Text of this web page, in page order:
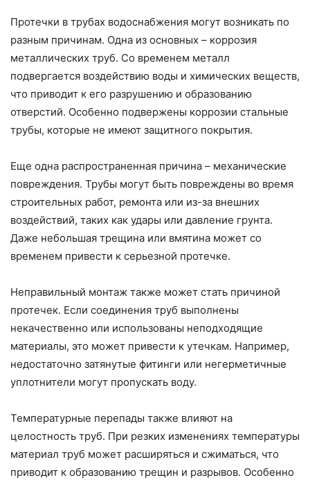
Протечки в трубах водоснабжения могут возникать по
разным причинам. Одна из основных – коррозия
металлических труб. Со временем металл
подвергается воздействию воды и химических веществ,
что приводит к его разрушению и образованию
отверстий. Особенно подвержены коррозии стальные
трубы, которые не имеют защитного покрытия.
Еще одна распространенная причина – механические
повреждения. Трубы могут быть повреждены во время
строительных работ, ремонта или из-за внешних
воздействий, таких как удары или давление грунта.
Даже небольшая трещина или вмятина может со
временем привести к серьезной протечке.
Неправильный монтаж также может стать причиной
протечек. Если соединения труб выполнены
некачественно или использованы неподходящие
материалы, это может привести к утечкам. Например,
недостаточно затянутые фитинги или негерметичные
уплотнители могут пропускать воду.
Температурные перепады также влияют на
целостность труб. При резких изменениях температуры
материал труб может расширяться и сжиматься, что
приводит к образованию трещин и разрывов. Особенно